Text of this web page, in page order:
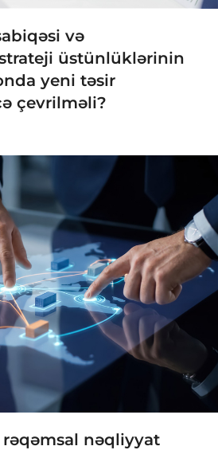
və
üstünlüklərinin
yeni təsir
çevrilməli?
nəqliyyat